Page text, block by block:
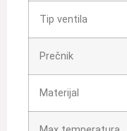
Tip ventila
Prečnik
Materijal